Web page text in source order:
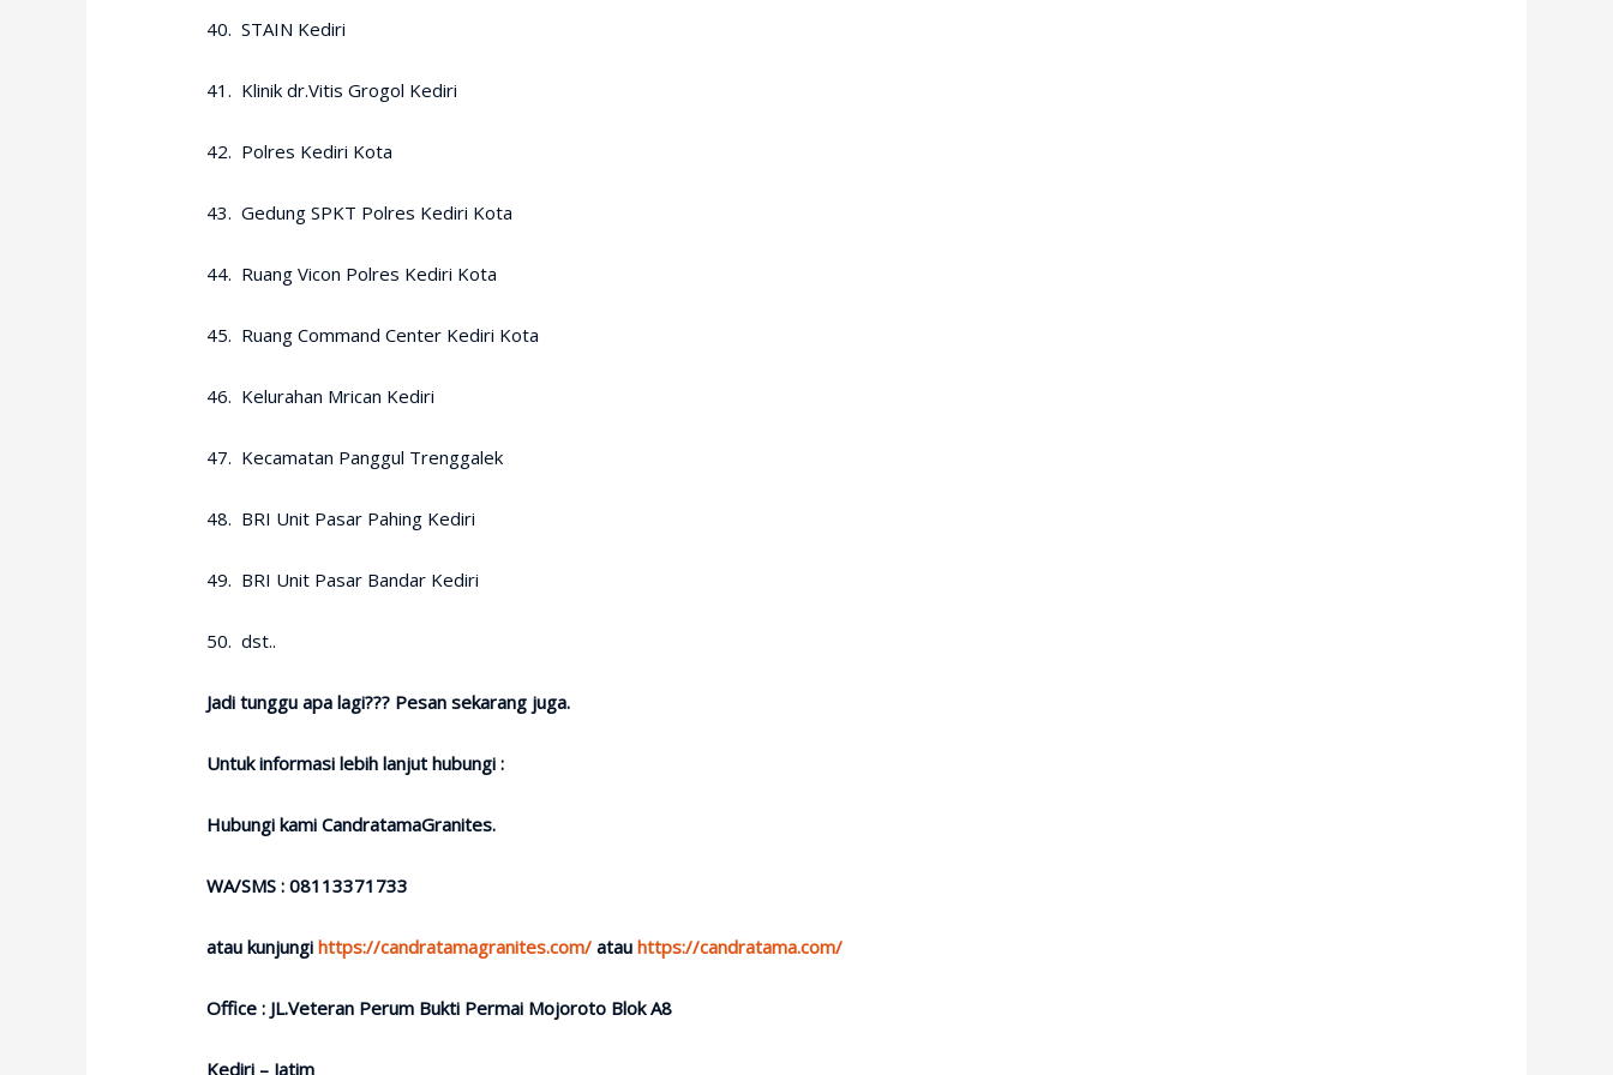
40. STAIN Kediri
41. Klinik dr.Vitis Grogol Kediri
42. Polres Kediri Kota
43. Gedung SPKT Polres Kediri Kota
44. Ruang Vicon Polres Kediri Kota
45. Ruang Command Center Kediri Kota
46. Kelurahan Mrican Kediri
47. Kecamatan Panggul Trenggalek
48. BRI Unit Pasar Pahing Kediri
49. BRI Unit Pasar Bandar Kediri
50. dst..
Jadi tunggu apa lagi??? Pesan sekarang juga.
Untuk informasi lebih lanjut hubungi :
Hubungi kami CandratamaGranites.
WA/SMS : 08113371733
atau kunjungihttps://candratamagranites.com/ atauhttps://candratama.com/
Office : JL.Veteran Perum Bukti Permai Mojoroto Blok A8
Kediri – Jatim